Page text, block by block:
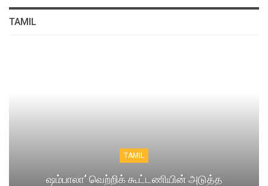
TAMIL
TAMIL
ஷம்பாலா’ வெற்றிக் கூட்டணியின் அடுத்த